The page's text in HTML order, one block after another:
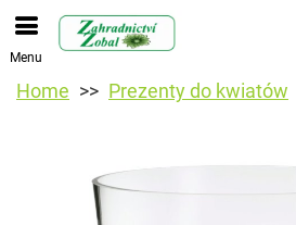
Menu
Home Prezenty do kwiatów